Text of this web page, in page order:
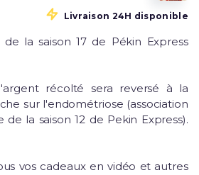
Livraison 24H disponible
la saison 17 de Pékin Express
récolté sera reversé à la
sur l'endométriose (association
la saison 12 de Pekin Express).
vos cadeaux en vidéo et autres